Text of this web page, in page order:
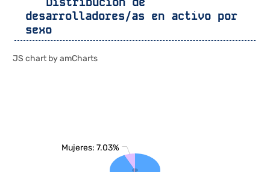
desarrolladores/as en activo por
sexo
Mujeres: 7.03%
JS chart by amCharts